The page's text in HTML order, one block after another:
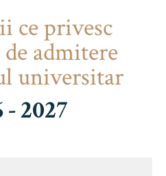
ce privesc
admitere
universitar
- 2027